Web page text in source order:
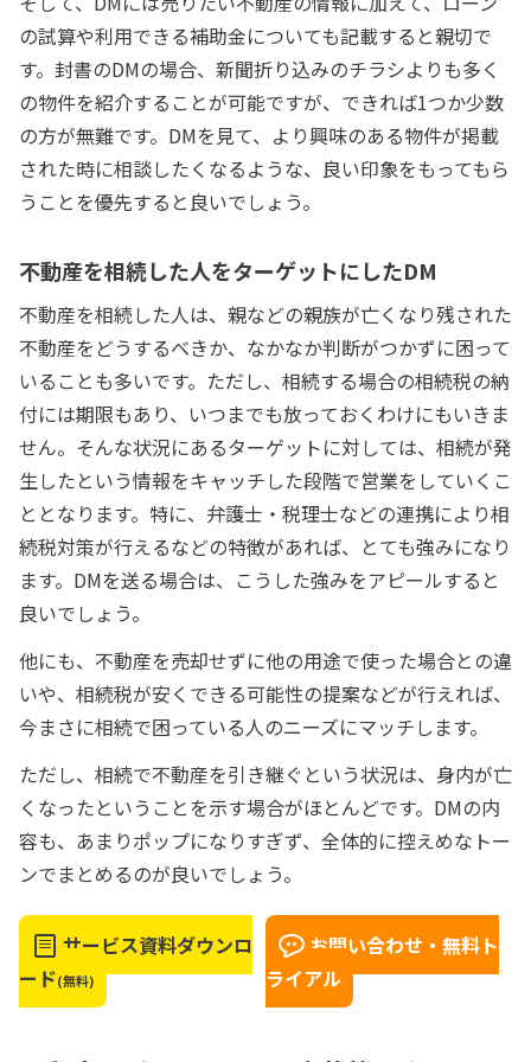
の試算や利用できる補助金についても記載すると親切で
す。封書のDMの場合、新聞折り込みのチラシよりも多く
の物件を紹介することが可能ですが、できれば1つか少数
の方が無難です。DMを見て、より興味のある物件が掲載
された時に相談したくなるような、良い印象をもってもら
うことを優先すると良いでしょう。
不動産を相続した人をターゲットにしたDM
不動産を相続した人は、親などの親族が亡くなり残された
不動産をどうするべきか、なかなか判断がつかずに困って
いることも多いです。ただし、相続する場合の相続税の納
付には期限もあり、いつまでも放っておくわけにもいきま
せん。そんな状況にあるターゲットに対しては、相続が発
生したという情報をキャッチした段階で営業をしていくこ
ととなります。特に、弁護士・税理士などの連携により相
続税対策が行えるなどの特徴があれば、とても強みになり
ます。DMを送る場合は、こうした強みをアピールすると
良いでしょう。
他にも、不動産を売却せずに他の用途で使った場合との違
いや、相続税が安くできる可能性の提案などが行えれば、
今まさに相続で困っている人のニーズにマッチします。
ただし、相続で不動産を引き継ぐという状況は、身内が亡
くなったということを示す場合がほとんどです。DMの内
容も、あまりポップになりすぎず、全体的に控えめなトー
ンでまとめるのが良いでしょう。
サービス資料ダウンロ
ード(無料)
お問い合わせ・無料ト
ライアル